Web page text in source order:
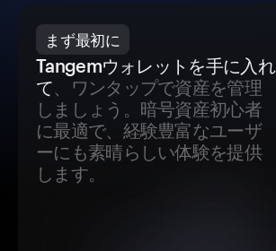
まず最初に
Tangemウォレットを手に入れ
て、ワンタップで資産を管理
しましょう。暗号資産初心者
に最適で、経験豊富なユーザ
ーにも素晴らしい体験を提供
します。